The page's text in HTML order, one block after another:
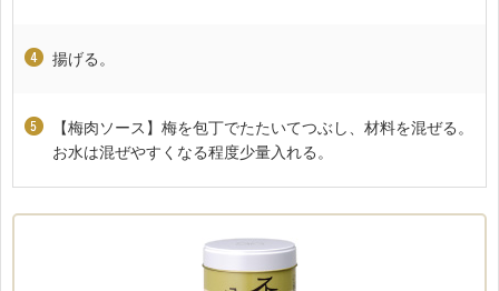
揚げる。
【梅肉ソース】梅を包丁でたたいてつぶし、材料を混ぜる。
お水は混ぜやすくなる程度少量入れる。